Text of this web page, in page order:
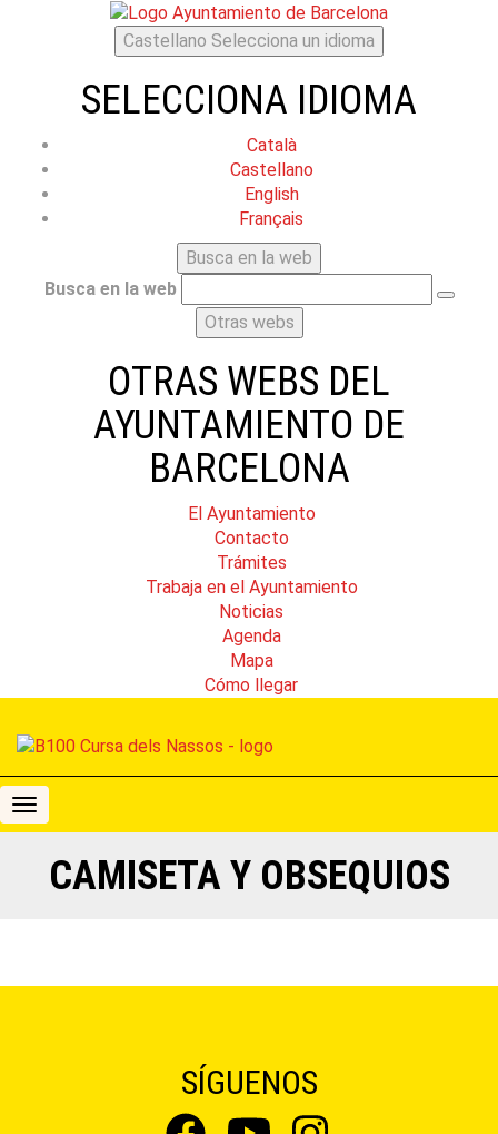
Castellano Selecciona un idioma
SELECCIONA IDIOMA
Català
Castellano
English
Français
Busca en la web
Busca en la web
Otras webs
OTRAS WEBS DEL
AYUNTAMIENTO DE
BARCELONA
El Ayuntamiento
Contacto
Trámites
Trabaja en el Ayuntamiento
Noticias
Agenda
Mapa
Cómo llegar
B100
Cursa
Nassos
CAMISETA Y OBSEQUIOS
SÍGUENOS